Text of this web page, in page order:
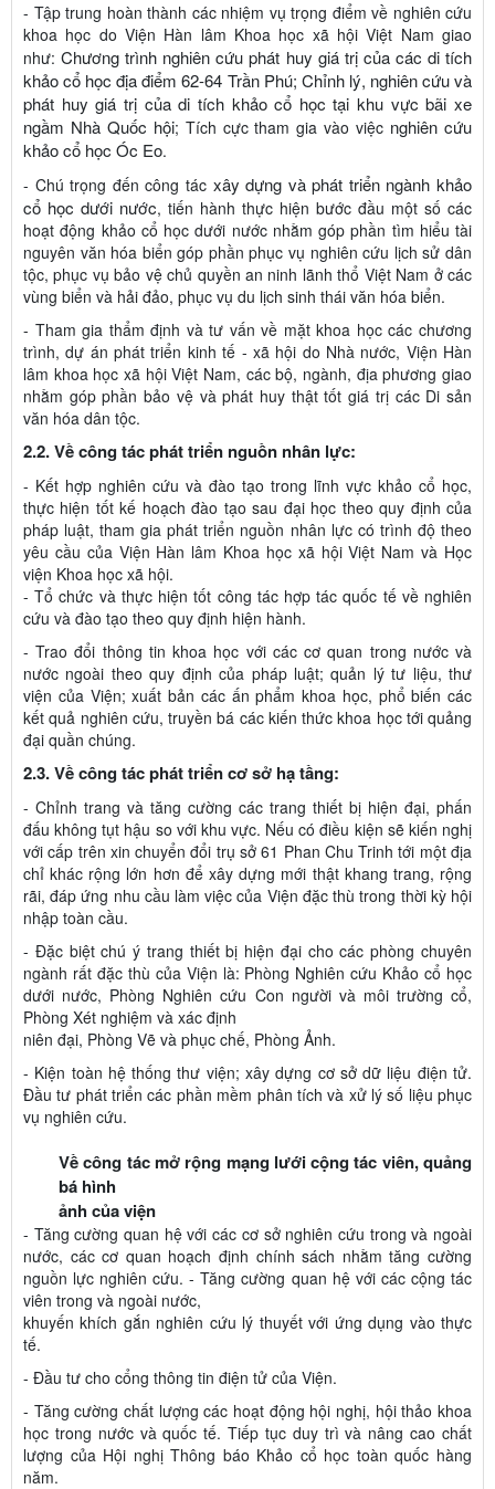
- Tập trung hoàn thành các nhiệm vụ trọng điểm về nghiên cứu
khoa học do Viện Hàn lâm Khoa học xã hội Việt Nam giao
như:Chương trình nghiên cứu phát huy giá trị của các di tích
khảo cổ học địa điểm 62-64 Trần Phú; Chỉnh lý, nghiên cứu và
phát huy giá trị của di tích khảo cổ học tại khu vực bãi xe
ngầm Nhà Quốc hội; Tích cực tham gia vào việc nghiên cứu
khảocổ học Óc Eo.
- Chú trọng đến công tác xây dựng và phát triển ngành khảo
cổ học dưới nước, tiến hành thực hiện bước đầu một số các
hoạt động khảo cổ học dưới nước nhằm góp phần tìm hiểu tài
nguyên văn hóa biển góp phần phục vụ nghiên cứu lịch sử dân
tộc, phục vụ bảo vệ chủ quyền an ninh lãnh thổ Việt Nam ở các
vùng biển và hải đảo, phục vụ du lịch sinh thái văn hóa biển.
- Tham gia thẩm định và tư vấn về mặt khoa học các chương
trình, dự án phát triển kinh tế - xã hội do Nhà nước, Viện Hàn
lâm khoa học xã hội Việt Nam, các bộ, ngành, địa phương giao
nhằm góp phần bảo vệ và phát huy thật tốt giá trị các Di sản
văn hóa dân tộc.
2.2. Về công tác phát triển nguồn nhân lực:
- Kết hợp nghiên cứu và đào tạo trong lĩnh vực khảo cổ học,
thực hiện tốt kế hoạch đào tạo sau đại học theo quy định của
pháp luật, tham gia phát triển nguồn nhân lực có trình độ theo
yêu cầu của Viện Hàn lâm Khoa học xã hội Việt Nam và Học
viện Khoa học xã hội.
- Tổ chức và thực hiện tốt công tác hợp tác quốc tế về nghiên
cứu và đào tạo theo quy định hiện hành.
- Trao đổi thông tin khoa học với các cơ quan trong nước và
nước ngoài theo quy định của pháp luật; quản lý tư liệu, thư
viện của Viện; xuất bản các ấn phẩm khoa học, phổ biến các
kết quả nghiên cứu, truyền bá các kiến thức khoa học tới quảng
đại quần chúng.
2.3. Về công tác phát triển cơ sở hạ tầng:
- Chỉnh trang và tăng cường các trang thiết bị hiện đại, phấn
đấu không tụt hậu so với khu vực. Nếu có điều kiện sẽ kiến nghị
với cấp trên xin chuyển đổi trụ sở 61 Phan Chu Trinh tới một địa
chỉ khác rộng lớn hơn để xây dựng mới thật khang trang, rộng
rãi, đáp ứng nhu cầu làm việc của Viện đặc thù trong thời kỳ hội
nhập toàn cầu.
- Đặc biệt chú ý trang thiết bị hiện đại cho các phòng chuyên
ngành rất đặc thù của Viện là: Phòng Nghiên cứu Khảo cổ học
dưới nước, Phòng Nghiên cứu Con người và môi trường cổ,
Phòng Xét nghiệm và xác định
niên đại, Phòng Vẽ và phục chế, Phòng Ảnh.
- Kiện toàn hệ thống thư viện; xây dựng cơ sở dữ liệu điện tử.
Đầu tư phát triển các phần mềm phân tích và xử lý số liệu phục
vụ nghiên cứu.
Về công tác mở rộng mạng lưới cộng tác viên, quảng
bá hình
ảnh của viện
- Tăng cường quan hệ với các cơ sở nghiên cứu trong và ngoài
nước, các cơ quan hoạch định chính sách nhằm tăng cường
nguồn lực nghiên cứu. - Tăng cường quan hệ với các cộng tác
viên trong và ngoài nước,
khuyến khích gắn nghiên cứu lý thuyết với ứng dụng vào thực
tế.
- Đầu tư cho cổng thông tin điện tử của Viện.
- Tăng cường chất lượng các hoạt động hội nghị, hội thảo khoa
học trong nước và quốc tế. Tiếp tục duy trì và nâng cao chất
lượng của Hội nghị Thông báo Khảo cổ học toàn quốc hàng
năm.